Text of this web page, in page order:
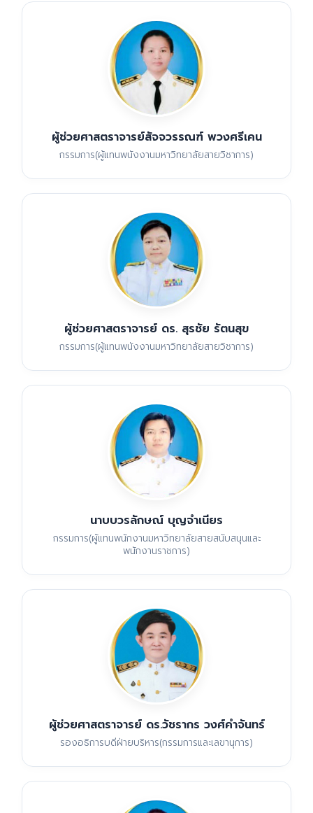
ผู้ช่วยศาสตราจารย์สัจจวรรณฑ์ พวงศรีเคน
กรรมการ(ผู้แทนพนังงานมหาวิทยาลัยสายวิชาการ)
ผู้ช่วยศาสตราจารย์ ดร. สุรชัย รัตนสุข
กรรมการ(ผู้แทนพนังงานมหาวิทยาลัยสายวิชาการ)
นาบบวรลักษณ์ บุญจำเนียร
กรรมการ(ผู้แทนพนักงานมหาวิทยาลัยสายสนับสนุนและ
พนักงานราชการ)
ผู้ช่วยศาสตราจารย์ ดร.วัชรากร วงศ์คำจันทร์
รองอธิการบดีฝ่ายบริหาร(กรรมการและเลขานุการ)